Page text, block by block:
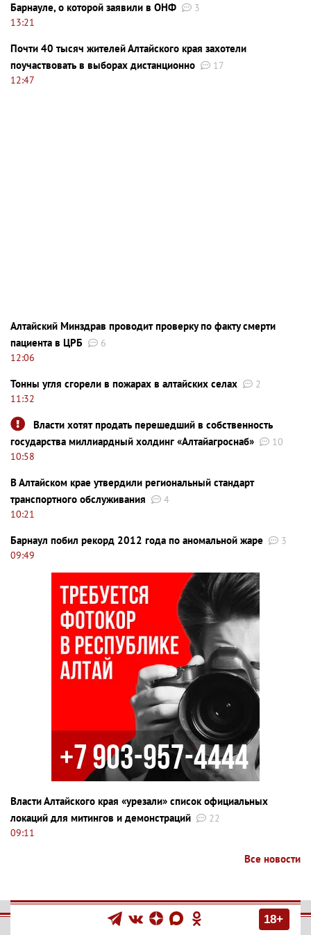
Барнауле, о которой заявили в ОНФ
3
13:21
Почти 40 тысяч жителей Алтайского края захотели
поучаствовать в выборах дистанционно
17
12:47
Алтайский Минздрав проводит проверку по факту смерти
пациента в ЦРБ
6
12:06
Тонны угля сгорели в пожарах в алтайских селах
2
11:32
Власти хотят продать перешедший в собственность
государства миллиардный холдинг «Алтайагроснаб»
10
10:58
В Алтайском крае утвердили региональный стандарт
транспортного обслуживания
4
10:21
Барнаул побил рекорд 2012 года по аномальной жаре
3
09:49
Власти Алтайского края «урезали» список официальных
локаций для митингов и демонстраций
22
09:11
Все новости
18+